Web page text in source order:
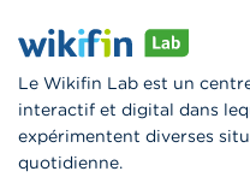
Le Wikifin Lab est un
interactif et digital dans
expérimentent diverses
quotidienne.